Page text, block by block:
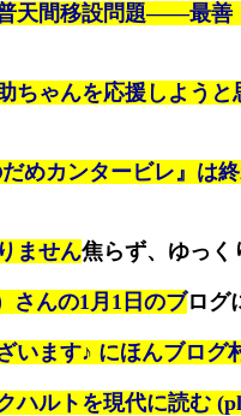
天間移設問題——最善
ちゃんを応援しようと
めカンタービレ』は
ません焦らず、ゆっく
さんの1月1日のブログ
います♪ にほんブログ
ハルトを現代に読む